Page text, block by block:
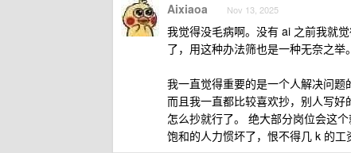
Aixiaoa Nov 13, 2025
我觉得没毛病啊。没有 ai 之前我就
了，用这种办法筛也是一种无奈之举。
我一直觉得重要的是一个人解决问题
而且我一直都比较喜欢抄，别人写
怎么抄就行了。 绝大部分岗位会这
饱和的人力惯坏了，恨不得几 k 的